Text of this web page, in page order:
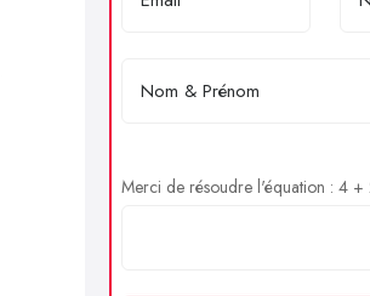
Merci de résoudre l'équation : 4